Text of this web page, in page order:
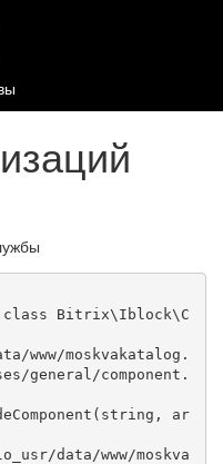
class Bitrix\Iblock\C
www/moskvakatalog.
general/component.
ar